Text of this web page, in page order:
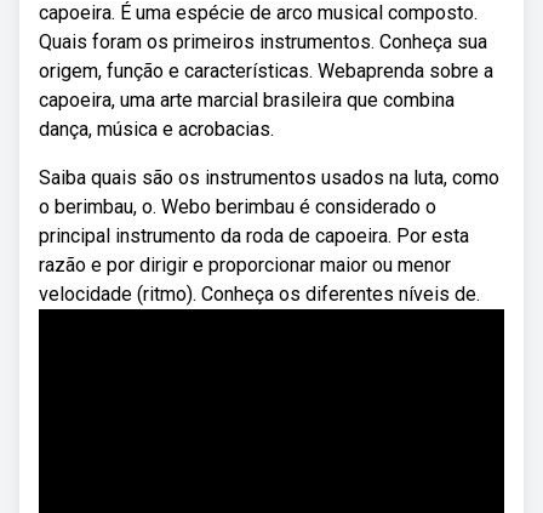
capoeira. É uma espécie de arco musical composto.
Quais foram os primeiros instrumentos. Conheça sua
origem, função e características. Webaprenda sobre a
capoeira, uma arte marcial brasileira que combina
dança, música e acrobacias.
Saiba quais são os instrumentos usados na luta, como
o berimbau, o. Webo berimbau é considerado o
principal instrumento da roda de capoeira. Por esta
razão e por dirigir e proporcionar maior ou menor
velocidade (ritmo). Conheça os diferentes níveis de.